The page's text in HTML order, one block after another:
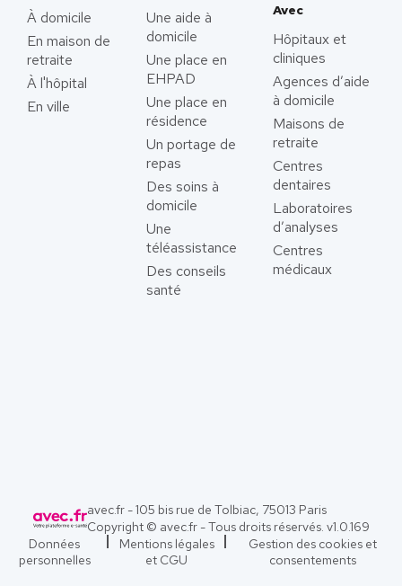
À domicile
En maison de
retraite
À l'hôpital
En ville
Une aide à
domicile
Une place en
EHPAD
Une place en
résidence
Un portage de
repas
Des soins à
domicile
Une
téléassistance
Des conseils
santé
Avec
Hôpitaux et
cliniques
Agences d’aide
à domicile
Maisons de
retraite
Centres
dentaires
Laboratoires
d’analyses
Centres
médicaux
avec.fr - 105 bis rue de Tolbiac, 75013 Paris
Copyright © avec.fr - Tous droits réservés. v1.0.169
Données
personnelles
Mentions légales
et CGU
Gestion des cookies et
consentements